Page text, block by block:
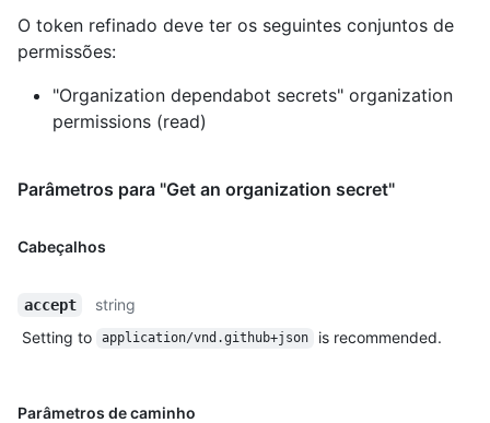
O token refinado deve ter os seguintes conjuntos de
permissões:
"Organization dependabot secrets" organization
permissions (read)
Parâmetros para "Get an organization secret"
Cabeçalhos
accept
string
Setting to
application/vnd.github+json is recommended.
Parâmetros de caminho